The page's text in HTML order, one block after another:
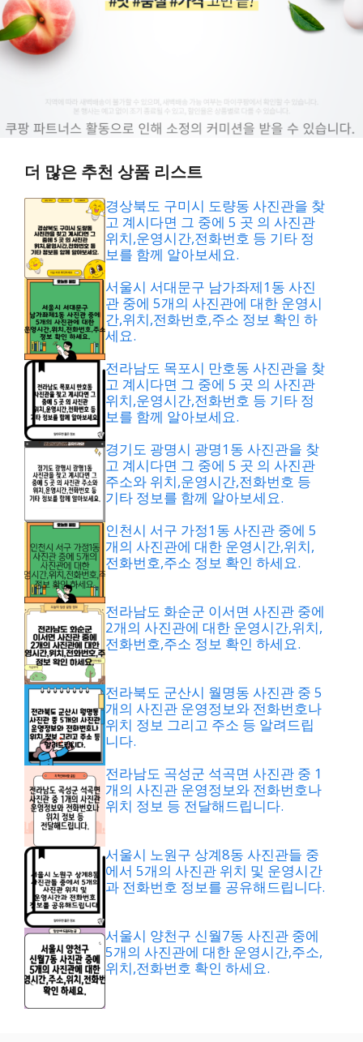
더 많은 추천 상품 리스트
경상북도 구미시 도량동 사진관을 찾
고 계시다면 그 중에 5 곳 의 사진관
위치,운영시간,전화번호 등 기타 정
보를 함께 알아보세요.
서울시 서대문구 남가좌제1동 사진
관 중에 5개의 사진관에 대한 운영시
간,위치,전화번호,주소 정보 확인 하
세요.
전라남도 목포시 만호동 사진관을 찾
고 계시다면 그 중에 5 곳 의 사진관
위치,운영시간,전화번호 등 기타 정
보를 함께 알아보세요.
경기도 광명시 광명1동 사진관을 찾
고 계시다면 그 중에 5 곳 의 사진관
주소와 위치,운영시간,전화번호 등
기타 정보를 함께 알아보세요.
인천시 서구 가정1동 사진관 중에 5
개의 사진관에 대한 운영시간,위치,
전화번호,주소 정보 확인 하세요.
전라남도 화순군 이서면 사진관 중에
2개의 사진관에 대한 운영시간,위치,
전화번호,주소 정보 확인 하세요.
전라북도 군산시 월명동 사진관 중 5
개의 사진관 운영정보와 전화번호나
위치 정보 그리고 주소 등 알려드립
니다.
전라남도 곡성군 석곡면 사진관 중 1
개의 사진관 운영정보와 전화번호나
위치 정보 등 전달해드립니다.
서울시 노원구 상계8동 사진관들 중
에서 5개의 사진관 위치 및 운영시간
과 전화번호 정보를 공유해드립니다.
서울시 양천구 신월7동 사진관 중에
5개의 사진관에 대한 운영시간,주소,
위치,전화번호 확인 하세요.